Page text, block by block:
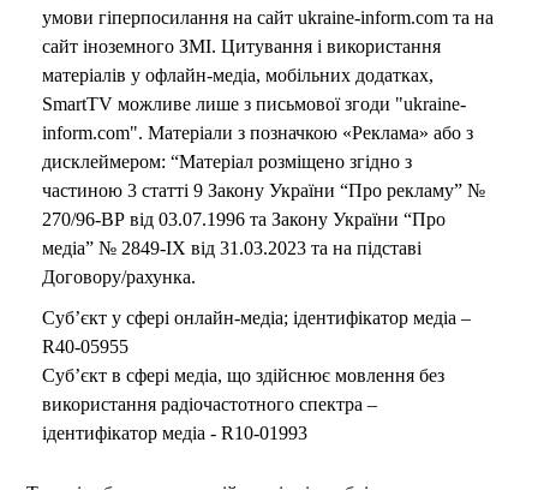
умови гіперпосилання на сайт ukraine-inform.com та на
сайт іноземного ЗМІ. Цитування і використання
матеріалів у офлайн-медіа, мобільних додатках,
SmartTV можливе лише з письмової згоди "ukraine-
inform.com". Матеріали з позначкою «Реклама» або з
дисклеймером: “Матеріал розміщено згідно з
частиною 3 статті 9 Закону України “Про рекламу” №
270/96-ВР від 03.07.1996 та Закону України “Про
медіа” № 2849-IX від 31.03.2023 та на підставі
Договору/рахунка.
Суб’єкт у сфері онлайн-медіа; ідентифікатор медіа –
R40-05955
Суб’єкт в сфері медіа, що здійснює мовлення без
використання радіочастотного спектра –
ідентифікатор медіа - R10-01993